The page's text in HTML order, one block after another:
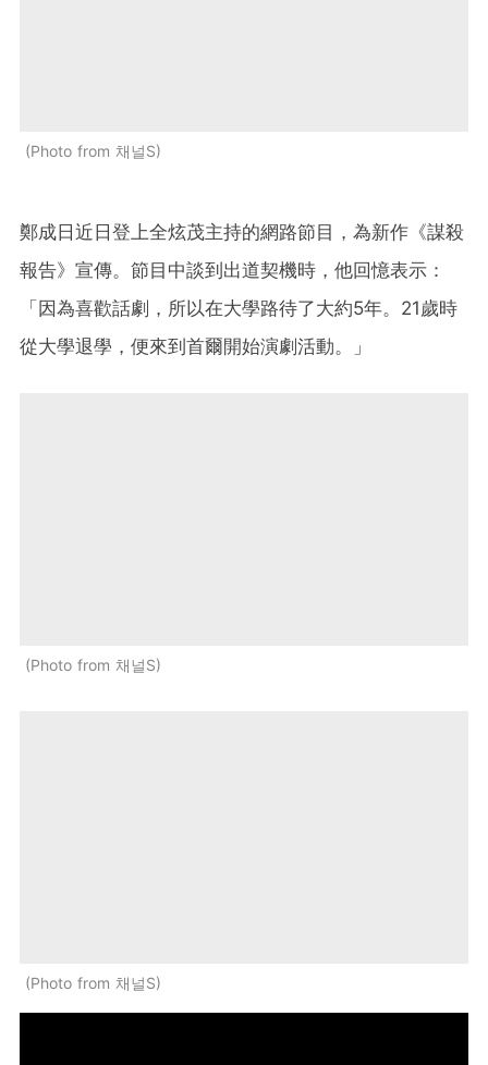
Photo from 채널S
鄭成日近日登上全炫茂主持的網路節目，為新作《謀殺
報告》宣傳。節目中談到出道契機時，他回憶表示：
「因為喜歡話劇，所以在大學路待了大約5年。21歲時
從大學退學，便來到首爾開始演劇活動。」
Photo from 채널S
Photo from 채널S